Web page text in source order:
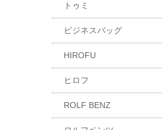
トゥミ
ビジネスバッグ
HIROFU
ヒロフ
ROLF BENZ